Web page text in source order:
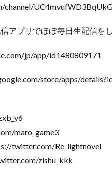
channel/
アプリでほぼ毎日生配信を
jp/app/id1480809171
store/apps/
maro_game3
twitter.com/Re_lightnovel
zishu_kkk